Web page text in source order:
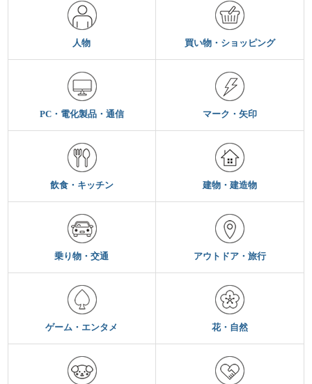
人物 買い物・ショッピング
PC・電化製品・通信 マーク・矢印
飲食・キッチン 建物・建造物
乗り物・交通 アウトドア・旅行
ゲーム・エンタメ 花・自然